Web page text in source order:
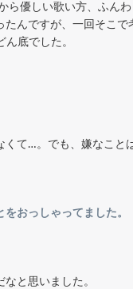
優しい歌い方、ふん
んですが、一回そこ
底でした。
て…。でも、嫌なこ
おっしゃってました
と思いました。